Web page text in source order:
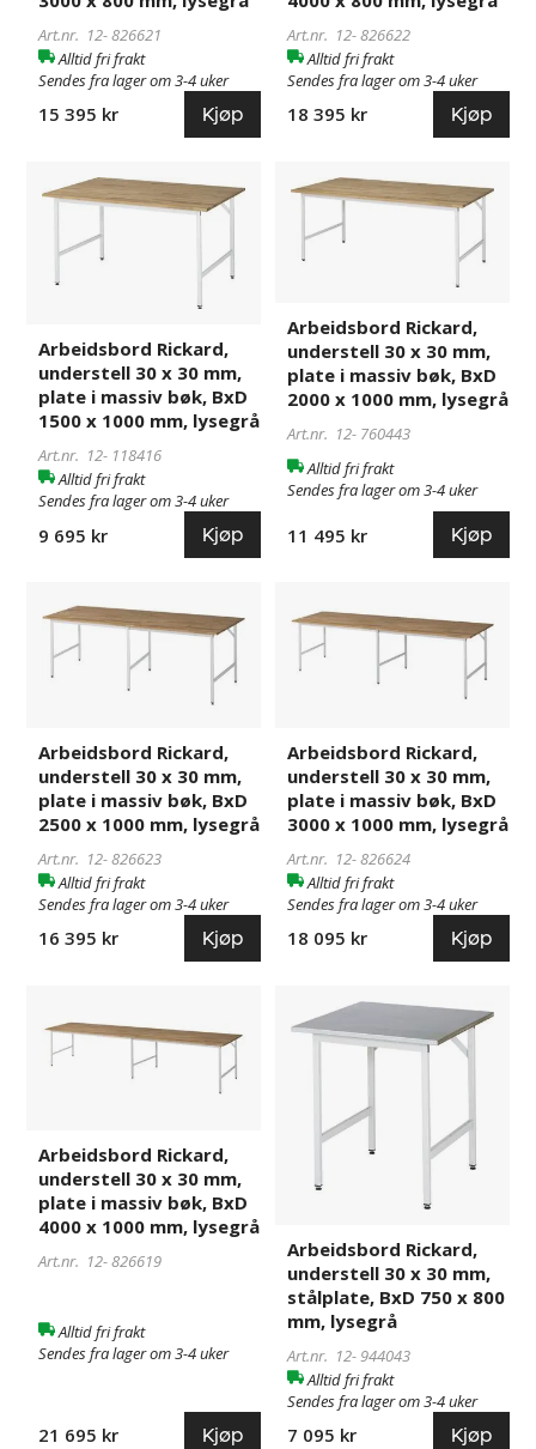
massiv
bøk,
BxD
3000
lysegrå
Art.nr. 12-826621
Alltid fri frakt
Sendes fra lager om 3-4 uker
15 395 kr Kjøp
massiv
bøk,
BxD
4000
lysegrå
Art.nr. 12-826622
Alltid fri frakt
Sendes fra lager om 3-4 uker
18 395 kr Kjøp
Arbeidsbord
Rickard,
plate
massiv
BxD
1500
1000
118416
Arbeidsbord Rickard,
understell 30 x 30 mm,
plate i massiv bøk, BxD
1500 x 1000 mm, lysegrå
Art.nr. 12- 118416
Alltid fri frakt
Sendes fra lager om 3-4 uker
9 695 kr Kjøp
Arbeidsbord
Rickard,
understell
mm,
plate
massiv
bøk,
BxD
2000
1000
760443
Arbeidsbord Rickard,
understell 30 x 30 mm,
plate i massiv bøk, BxD
2000 x 1000 mm, lysegrå
Art.nr. 12- 760443
Alltid fri frakt
Sendes fra lager om 3-4 uker
11 495 kr Kjøp
Rickard,
understell
mm,
plate
massiv
bøk,
BxD
2500
lysegrå
Arbeidsbord Rickard,
understell 30 x 30 mm,
plate i massiv bøk, BxD
2500 x 1000 mm, lysegrå
Art.nr. 12-826623
Alltid fri frakt
Sendes fra lager om 3-4 uker
16 395 kr Kjøp
Rickard,
understell
mm,
plate
massiv
bøk,
BxD
3000
lysegrå
Arbeidsbord Rickard,
understell 30 x 30 mm,
plate i massiv bøk, BxD
3000 x 1000 mm, lysegrå
Art.nr. 12-826624
Alltid fri frakt
Sendes fra lager om 3-4 uker
18 095 kr Kjøp
Rickard,
understell
mm,
plate
massiv
bøk,
1000
Arbeidsbord Rickard,
understell 30 x 30 mm,
plate i massiv bøk, BxD
4000 x 1000 mm, lysegrå
Art.nr. 12-826619
Alltid fri frakt
Sendes fra lager om 3-4 uker
21 695 kr Kjøp
Arbeidsbord
Rickard,
understell
stålplate,
800
mm,
lysegrå
Arbeidsbord Rickard,
understell 30 x 30 mm,
stålplate, BxD 750 x 800
mm, lysegrå
Art.nr. 12-944043
Alltid fri frakt
Sendes fra lager om 3-4 uker
7 095 kr Kjøp